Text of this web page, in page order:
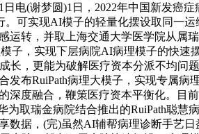
电(谢梦圆)1日，2022年中国新发癌
。可实现AI模子的轻量化摆设取同一
转，并取上海交通大学医学院从属
子，实现下层病院AI病理模子的快
长，更能为破解医疗资本分派不均
发布RuiPath病理大模子，实现专属
深度融合，鞭策医疗资本平衡化。目
为取瑞金病院结合推出的RuiPath聪
数据，(完)虽然AI辅帮病理诊断手艺